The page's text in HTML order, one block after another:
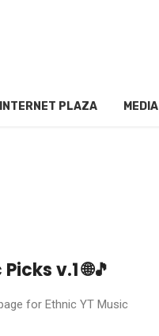
INTERNET PLAZA
v.1 🌐🎵
for Ethnic YT Music